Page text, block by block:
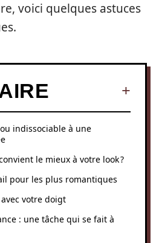
voici quelques astuces
indissociable à une
le mieux à votre look ?
pour les plus romantiques
avec votre doigt
: une tâche qui se fait à